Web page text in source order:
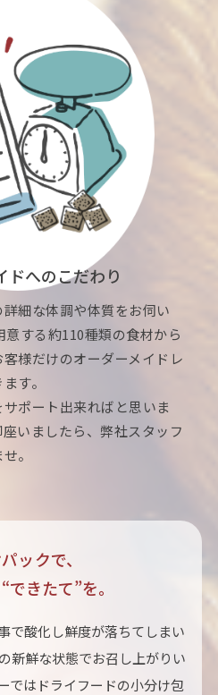
ドへのこだわり
細な体調や体質をお伺い
意する約110種類の食材から
様だけのオーダーメイドレ
す。
ポート出来ればと思いま
いましたら、弊社スタッフ
。
ックで、
きたて”を。
で酸化し鮮度が落ちてしまい
新鮮な状態でお召し上がりい
ではドライフードの小分け包